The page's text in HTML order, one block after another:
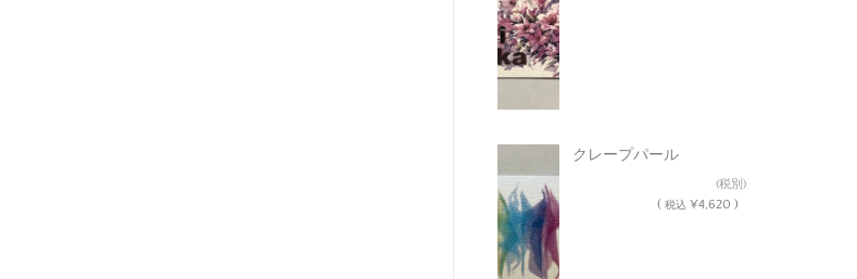
クレープパール
(税別)
( 税込 ¥4,620 )